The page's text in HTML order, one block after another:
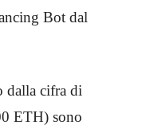
Bot dal
dalla cifra di
ETH) sono